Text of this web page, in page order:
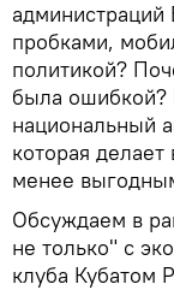
администраций
пробками,
политикой?
была ошибкой?
национальный
которая
менее
Обсуждаем в
не только" с
клуба Кубатом